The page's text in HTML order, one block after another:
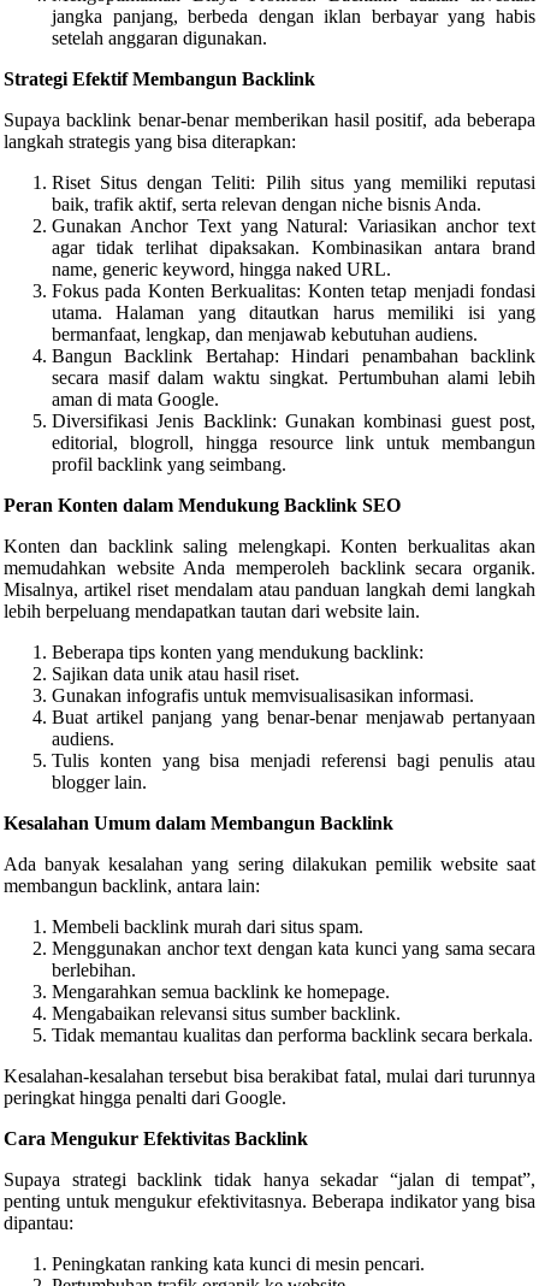
jangka panjang, berbeda dengan iklan berbayar yang habis
setelah anggaran digunakan.
Strategi Efektif Membangun Backlink
Supaya backlink benar-benar memberikan hasil positif, ada beberapa
langkah strategis yang bisa diterapkan:
Riset Situs dengan Teliti: Pilih situs yang memiliki reputasi
baik, trafik aktif, serta relevan dengan niche bisnis Anda.
Gunakan Anchor Text yang Natural: Variasikan anchor text
agar tidak terlihat dipaksakan. Kombinasikan antara brand
name, generic keyword, hingga naked URL.
Fokus pada Konten Berkualitas: Konten tetap menjadi fondasi
utama. Halaman yang ditautkan harus memiliki isi yang
bermanfaat, lengkap, dan menjawab kebutuhan audiens.
Bangun Backlink Bertahap: Hindari penambahan backlink
secara masif dalam waktu singkat. Pertumbuhan alami lebih
aman di mata Google.
Diversifikasi Jenis Backlink: Gunakan kombinasi guest post,
editorial, blogroll, hingga resource link untuk membangun
profil backlink yang seimbang.
Peran Konten dalam Mendukung Backlink SEO
Konten dan backlink saling melengkapi. Konten berkualitas akan
memudahkan website Anda memperoleh backlink secara organik.
Misalnya, artikel riset mendalam atau panduan langkah demi langkah
lebih berpeluang mendapatkan tautan dari website lain.
Beberapa tips konten yang mendukung backlink:
Sajikan data unik atau hasil riset.
Gunakan infografis untuk memvisualisasikan informasi.
Buat artikel panjang yang benar-benar menjawab pertanyaan
audiens.
Tulis konten yang bisa menjadi referensi bagi penulis atau
blogger lain.
Kesalahan Umum dalam Membangun Backlink
Ada banyak kesalahan yang sering dilakukan pemilik website saat
membangun backlink, antara lain:
Membeli backlink murah dari situs spam.
Menggunakan anchor text dengan kata kunci yang sama secara
berlebihan.
Mengarahkan semua backlink ke homepage.
Mengabaikan relevansi situs sumber backlink.
Tidak memantau kualitas dan performa backlink secara berkala.
Kesalahan-kesalahan tersebut bisa berakibat fatal, mulai dari turunnya
peringkat hingga penalti dari Google.
Cara Mengukur Efektivitas Backlink
Supaya strategi backlink tidak hanya sekadar “jalan di tempat”,
penting untuk mengukur efektivitasnya. Beberapa indikator yang bisa
dipantau:
Peningkatan ranking kata kunci di mesin pencari.